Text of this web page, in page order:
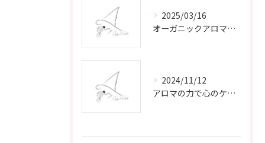
2025/03/16
オーガニックアロマで心と体を癒す
2024/11/12
アロマの力で心のケアをする方法